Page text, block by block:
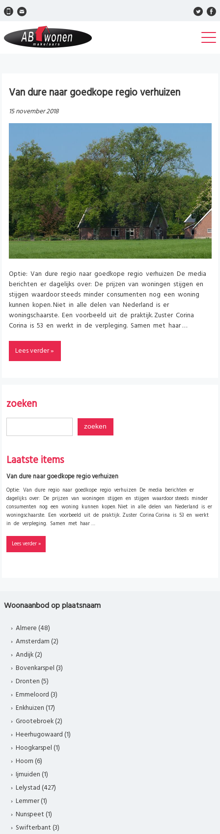
Van dure naar goedkope regio verhuizen
15 november 2018
Optie: Van dure regio naar goedkope regio verhuizen De media
berichten er dagelijks over: De prijzen van woningen stijgen en
stijgen waardoor steeds minder consumenten nog een woning
kunnen kopen. Niet in alle delen van Nederland is er
woningschaarste. Een voorbeeld uit de praktijk. Zuster Corina
Corina is 53 en werkt in de verpleging. Samen met haar …
Lees verder »
zoeken
Laatste items
Van dure naar goedkope regio verhuizen
Optie: Van dure regio naar goedkope regio verhuizen De media berichten er
dagelijks over: De prijzen van woningen stijgen en stijgen waardoor steeds minder
consumenten nog een woning kunnen kopen. Niet in alle delen van Nederland is er
woningschaarste. Een voorbeeld uit de praktijk. Zuster Corina Corina is 53 en werkt
in de verpleging. Samen met haar …
Lees verder »
Woonaanbod op plaatsnaam
Almere (48)
Amsterdam (2)
Andijk (2)
Bovenkarspel (3)
Dronten (5)
Emmeloord (3)
Enkhuizen (17)
Grootebroek (2)
Heerhugowaard (1)
Hoogkarspel (1)
Hoorn (6)
Ijmuiden (1)
Lelystad (427)
Lemmer (1)
Nunspeet (1)
Swifterbant (3)